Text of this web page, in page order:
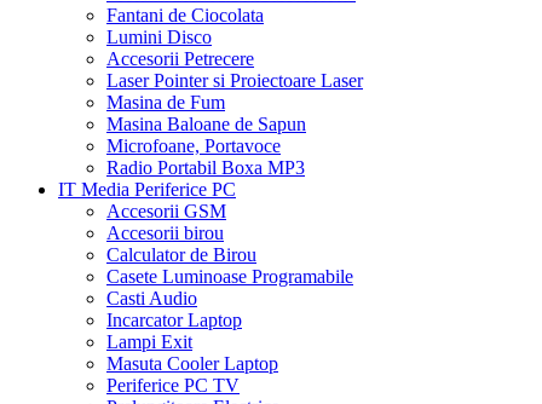
Fantani de Ciocolata
Lumini Disco
Accesorii Petrecere
Laser Pointer si Proiectoare Laser
Masina de Fum
Masina Baloane de Sapun
Microfoane, Portavoce
Radio Portabil Boxa MP3
IT Media Periferice PC
Accesorii GSM
Accesorii birou
Calculator de Birou
Casete Luminoase Programabile
Casti Audio
Incarcator Laptop
Lampi Exit
Masuta Cooler Laptop
Periferice PC TV